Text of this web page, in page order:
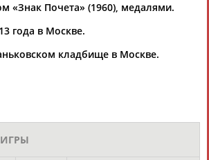
и совместной деятельностиinform@infosport.ru
«Знак Почета» (1960), медалями.
года в Москве.
кладбище в Москве.